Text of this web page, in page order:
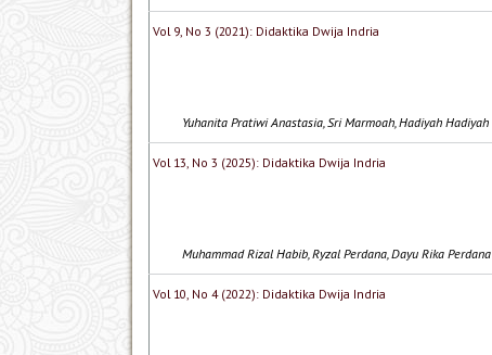
Vol 9, No 3 (2021): Didaktika Dwija Indria
Yuhanita Pratiwi Anastasia, Sri Marmoah, Hadiyah Hadiyah
Vol 13, No 3 (2025): Didaktika Dwija Indria
Muhammad Rizal Habib, Ryzal Perdana, Dayu Rika Perdana
Vol 10, No 4 (2022): Didaktika Dwija Indria